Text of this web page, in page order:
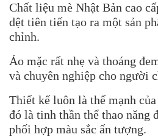
Chất liệu mè Nhật Bản cao
dệt tiên tiến tạo ra một sản
chỉnh.
Áo mặc rất nhẹ và thoáng
và chuyên nghiệp cho người
Thiết kế luôn là thế mạnh
đó là tinh thần thể thao năng
phối hợp màu sắc ấn tượng.